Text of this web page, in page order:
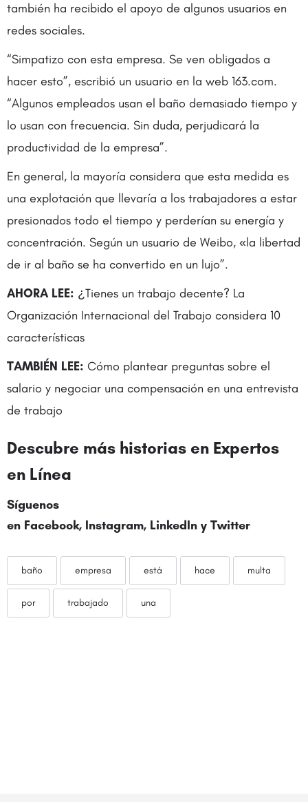
también ha recibido el apoyo de algunos usuarios en
redes sociales.
“Simpatizo con esta empresa. Se ven obligados a
hacer esto”, escribió un usuario en la web 163.com.
“Algunos empleados usan el baño demasiado tiempo y
lo usan con frecuencia. Sin duda, perjudicará la
productividad de la empresa”.
En general, la mayoría considera que esta medida es
una explotación que llevaría a los trabajadores a estar
presionados todo el tiempo y perderían su energía y
concentración. Según un usuario de Weibo, «la libertad
de ir al baño se ha convertido en un lujo”.
AHORA LEE: ¿Tienes un trabajo decente? La
Organización Internacional del Trabajo considera 10
características
TAMBIÉN LEE: Cómo plantear preguntas sobre el
salario y negociar una compensación en una entrevista
de trabajo
Descubre más historias en Expertos
en Línea
Síguenos
en Facebook, Instagram, LinkedIn y Twitter
baño empresa está hace multa
por trabajado una